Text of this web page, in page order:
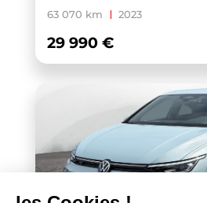
63 070 km 2023
29 990 €